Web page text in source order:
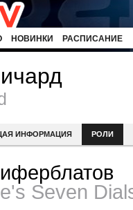
НОВИНКИ РАСПИСАНИЕ
ИНФОРМАЦИЯ РОЛИ
Seven